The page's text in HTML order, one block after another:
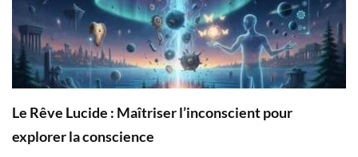
Le Rêve Lucide : Maîtriser l’inconscient pour
explorer la conscience